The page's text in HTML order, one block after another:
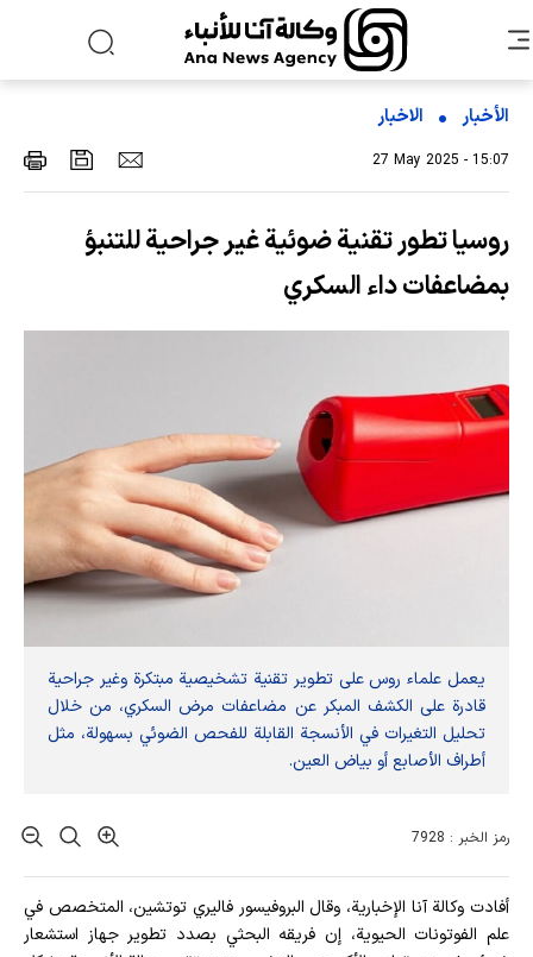
الأخبار الاخبار
27 May 2025 - 15:07
روسيا تطور تقنية ضوئية غير جراحية للتنبؤ
بمضاعفات داء السكري
يعمل علماء روس على تطوير تقنية تشخيصية مبتكرة وغير جراحية
قادرة على الكشف المبكر عن مضاعفات مرض السكري، من خلال
تحليل التغيرات في الأنسجة القابلة للفحص الضوئي بسهولة، مثل
أطراف الأصابع أو بياض العين.
رمز الخبر : 7928
أفادت وکالة آنا الإخباریة، وقال البروفيسور فاليري توتشين، المتخصص في
علم الفوتونات الحيوية، إن فريقه البحثي بصدد تطوير جهاز استشعار